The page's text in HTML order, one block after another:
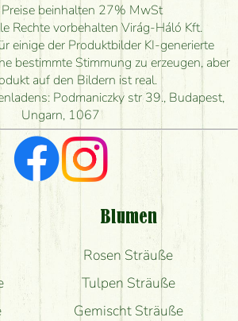
ich heute Blumen mit Lieferung
bestellen?
können Sie den Blumenstrauß
wann können Sie ihn frühestens
liefern?
rote Rosen, hast du welche?
bekomme ich zum
Blumenversand?
was auf dem Bild zu sehen
beinhalten 27% MwSt
Rechte vorbehalten Virág-Háló Kft.
einige der Produktbilder KI-generierte
bestimmte Stimmung zu erzeugen, aber
auf den Bildern ist real.
Podmaniczky str 39., Budapest,
Ungarn, 1067
Blumen
Rosen Sträuße
Tulpen Sträuße
Gemischt Sträuße